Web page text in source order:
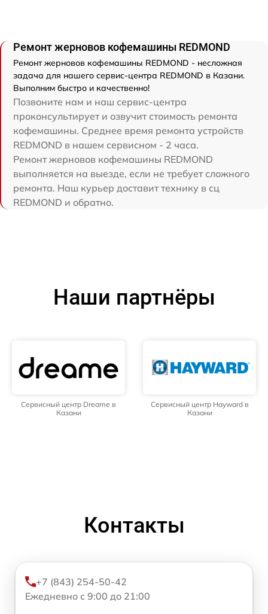
Ремонт жерновов кофемашины REDMOND
Ремонт жерновов кофемашины REDMOND - несложная
задача для нашего сервис-центра REDMOND в Казани.
Выполним быстро и качественно!
Позвоните нам и наш сервис-центра
проконсультирует и озвучит стоимость ремонта
кофемашины. Среднее время ремонта устройств
REDMOND в нашем сервисном - 2 часа.
Ремонт жерновов кофемашины REDMOND
выполняется на выезде, если не требует сложного
ремонта. Наш курьер доставит технику в сц
REDMOND и обратно.
Наши партнёры
Сервисный центр Dreame в
Казани
Сервисный центр Hayward в
Казани
Контакты
+7 (843) 254-50-42
Ежедневно с 9:00 до 21:00